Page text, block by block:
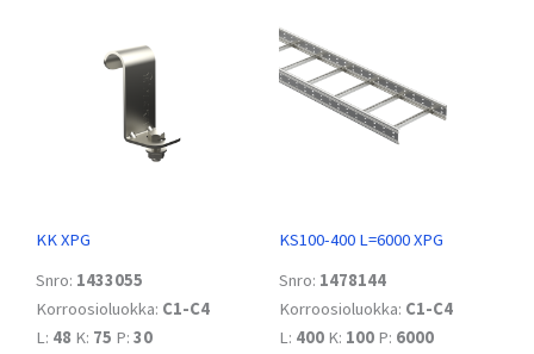
KK XPG
Snro: 1433055
Korroosioluokka: C1-C4
L: 48 K: 75 P: 30
KS100-400 L=6000 XPG
Snro: 1478144
Korroosioluokka: C1-C4
L: 400 K: 100 P: 6000